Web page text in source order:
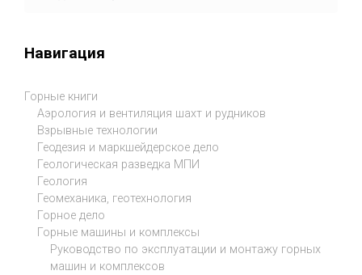
Навигация
Горные книги
Аэрология и вентиляция шахт и рудников
Взрывные технологии
Геодезия и маркшейдерское дело
Геологическая разведка МПИ
Геология
Геомеханика, геотехнология
Горное дело
Горные машины и комплексы
Руководство по эксплуатации и монтажу горных
машин и комплексов